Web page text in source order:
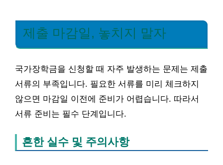
제출 마감일, 놓치지 말자
국가장학금을 신청할 때 자주 발생하는 문제는 제출
서류의 부족입니다. 필요한 서류를 미리 체크하지
않으면 마감일 이전에 준비가 어렵습니다. 따라서
서류 준비는 필수 단계입니다.
흔한 실수 및 주의사항